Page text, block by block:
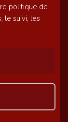
politique de
le suivi, les
par